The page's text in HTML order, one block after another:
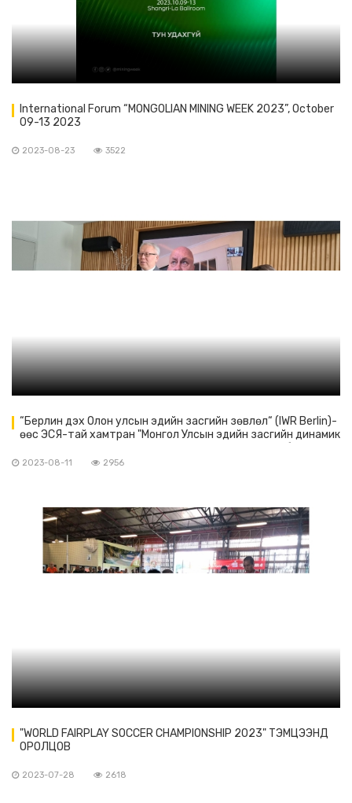
International Forum “MONGOLIAN MINING WEEK 2023”, October
09-13 2023
2023-08-23 3522
“Берлин дэх Олон улсын эдийн засгийн зөвлөл“ (IWR Berlin)-
өөс ЭСЯ-тай хамтран "Монгол Улсын эдийн засгийн динамик
2023-08-11 2956
"WORLD FAIRPLAY SOCCER CHAMPIONSHIP 2023" ТЭМЦЭЭНД
ОРОЛЦОВ
2023-07-28 2618